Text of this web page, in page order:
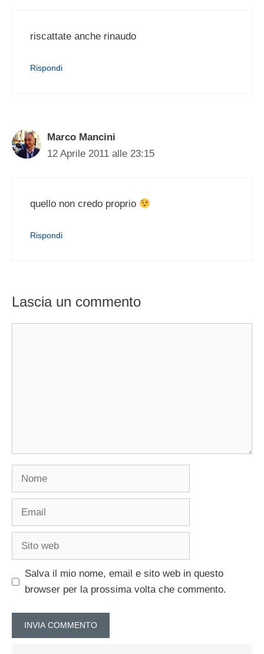
riscattate anche rinaudo
Rispondi
Marco Mancini
12 Aprile 2011 alle 23:15
quello non credo proprio
Rispondi
Lascia un commento
Nome
Email
Sito
Salva il mio nome, email e sito web in questo
browser per la prossima volta che commento.